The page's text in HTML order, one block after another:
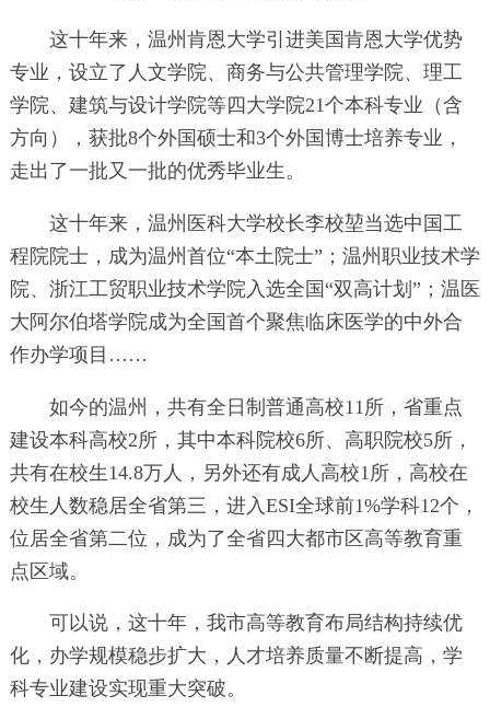
这十年来，温州肯恩大学引进美国肯恩大学优势
专业，设立了人文学院、商务与公共管理学院、理工
学院、建筑与设计学院等四大学院21个本科专业（含
方向），获批8个外国硕士和3个外国博士培养专业，
走出了一批又一批的优秀毕业生。
这十年来，温州医科大学校长李校堃当选中国工
程院院士，成为温州首位“本土院士”；温州职业技术学
院、浙江工贸职业技术学院入选全国“双高计划”；温医
大阿尔伯塔学院成为全国首个聚焦临床医学的中外合
作办学项目……
如今的温州，共有全日制普通高校11所，省重点
建设本科高校2所，其中本科院校6所、高职院校5所，
共有在校生14.8万人，另外还有成人高校1所，高校在
校生人数稳居全省第三，进入ESI全球前1%学科12个，
位居全省第二位，成为了全省四大都市区高等教育重
点区域。
可以说，这十年，我市高等教育布局结构持续优
化，办学规模稳步扩大，人才培养质量不断提高，学
科专业建设实现重大突破。